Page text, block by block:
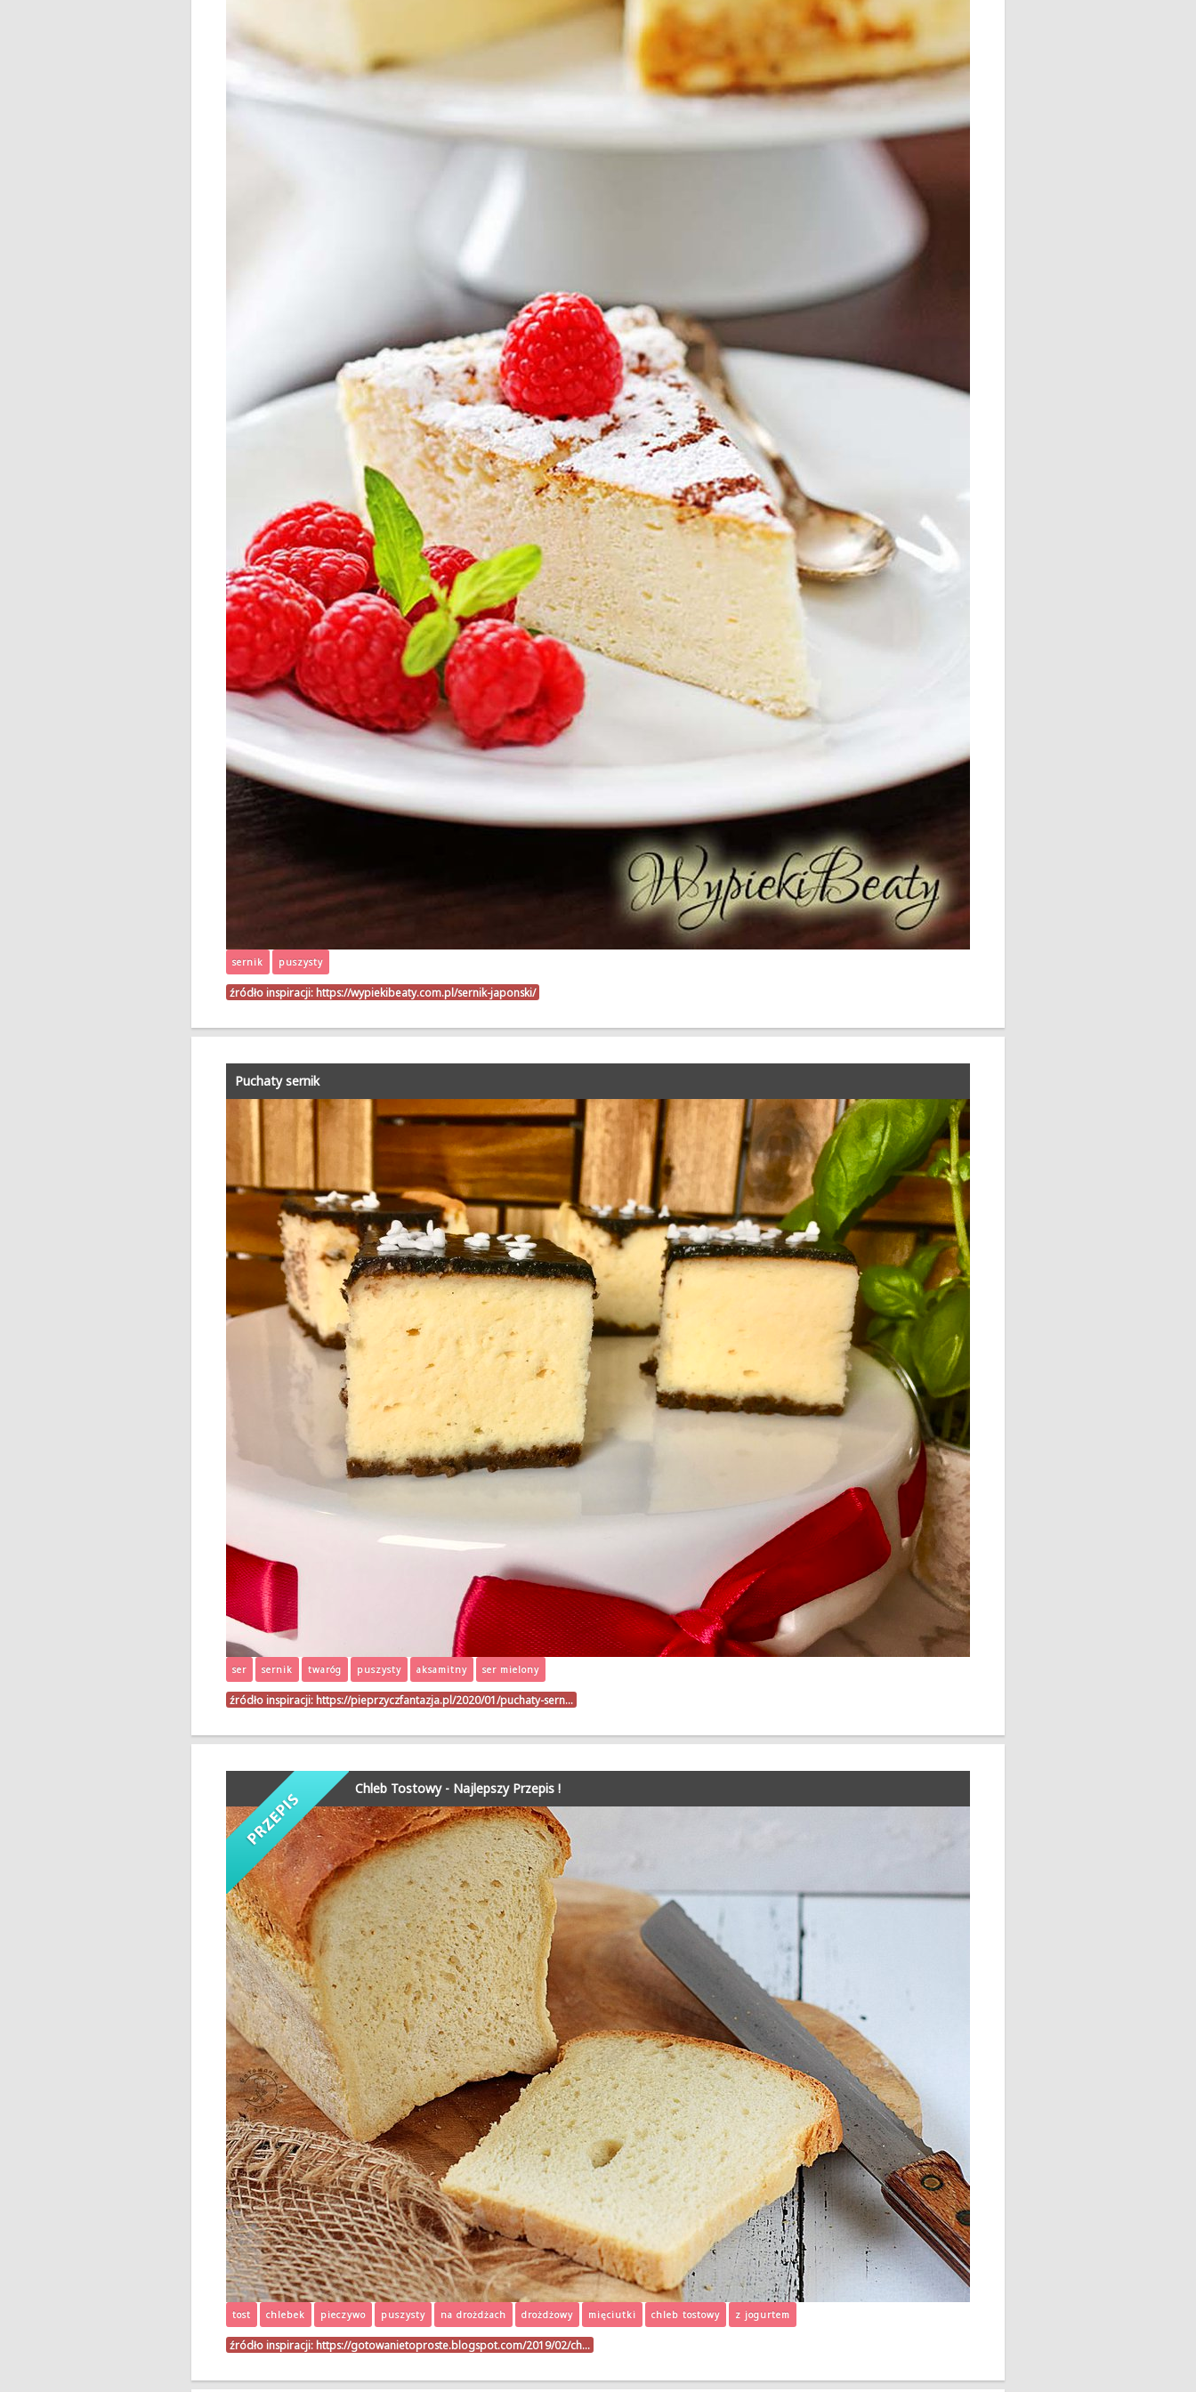
sernik puszysty
źródło inspiracji: https://wypiekibeaty.com.pl/sernik-japonski/
Puchaty sernik
ser sernik twaróg puszysty aksamitny ser mielony
źródło inspiracji: https://pieprzyczfantazja.pl/2020/01/puchaty-sern…
Chleb Tostowy - Najlepszy Przepis !
tost chlebek pieczywo puszysty na drożdżach drożdżowy mięciutki chleb tostowy z jogurtem
źródło inspiracji: https://gotowanietoproste.blogspot.com/2019/02/ch…